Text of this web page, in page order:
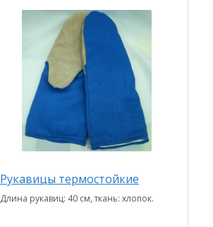
Рукавицы термостойкие
Длина рукавиц: 40 см, ткань: хлопок.